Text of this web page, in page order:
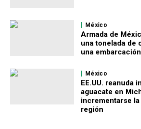
México
Armada de
una tonelada de
una
México
EE.UU. reanuda
aguacate en
incrementarse
región